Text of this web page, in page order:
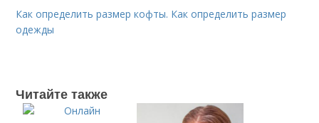
Как определить размер кофты. Как определить размер
одежды
Читайте также